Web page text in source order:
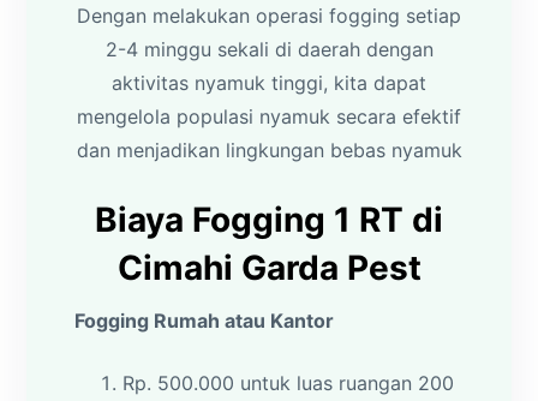
Dengan melakukan operasi fogging setiap
2-4 minggu sekali di daerah dengan
aktivitas nyamuk tinggi, kita dapat
mengelola populasi nyamuk secara efektif
dan menjadikan lingkungan bebas nyamuk
Biaya Fogging 1 RT di
Cimahi Garda Pest
Fogging Rumah atau Kantor
Rp. 500.000 untuk luas ruangan 200